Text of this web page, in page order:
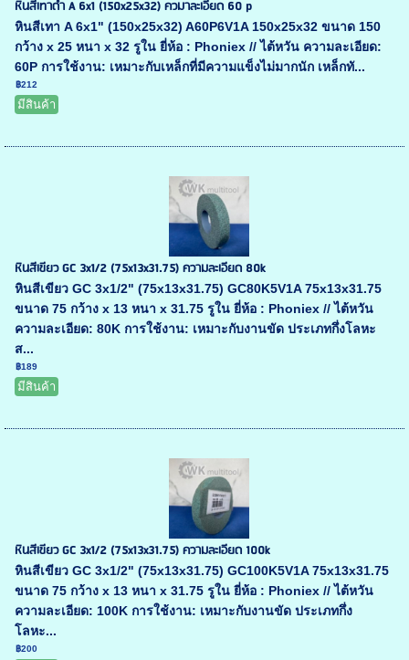
หินสีเทาดำ A 6x1 (150x25x32) ควมาละเอียด 60 p
หินสีเทา A 6x1" (150x25x32) A60P6V1A 150x25x32 ขนาด 150
กว้าง x 25 หนา x 32 รูใน ยี่ห้อ : Phoniex // ไต้หวัน ความละเอียด:
60P การใช้งาน: เหมาะกับเหล็กที่มีความแข็งไม่มากนัก เหล็กทั...
฿212
มีสินค้า
หินสีเขียว GC 3x1/2 (75x13x31.75) ความละเอียด 80k
หินสีเขียว GC 3x1/2" (75x13x31.75) GC80K5V1A 75x13x31.75
ขนาด 75 กว้าง x 13 หนา x 31.75 รูใน ยี่ห้อ : Phoniex // ไต้หวัน
ความละเอียด: 80K การใช้งาน: เหมาะกับงานขัด ประเภทกึ่งโลหะ
ส...
฿189
มีสินค้า
หินสีเขียว GC 3x1/2 (75x13x31.75) ความละเอียด 100k
หินสีเขียว GC 3x1/2" (75x13x31.75) GC100K5V1A 75x13x31.75
ขนาด 75 กว้าง x 13 หนา x 31.75 รูใน ยี่ห้อ : Phoniex // ไต้หวัน
ความละเอียด: 100K การใช้งาน: เหมาะกับงานขัด ประเภทกึ่ง
โลหะ...
฿200